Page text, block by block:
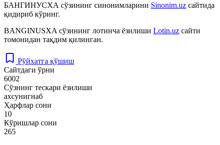
БАНГИНУСХА сўзининг синонимларини Sinonim.uz сайтида
қидириб кўринг.
BANGINUSXA сўзининг лотинча ёзилиши Lotin.uz сайти
томонидан тақдим қилинган.
Рўйхатга қўшиш
Сайтдаги ўрни
6002
Сўзнинг тескари ёзилиши
ахсунигнаб
Ҳарфлар сони
10
Кўришлар сони
265